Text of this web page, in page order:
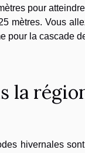
pour
mètres. Vous
pour la cascade
la
hivernales